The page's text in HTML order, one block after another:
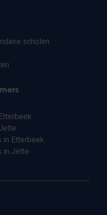
scholen
in Etterbeek
in Jette